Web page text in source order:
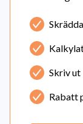
Skriv
Rabatt